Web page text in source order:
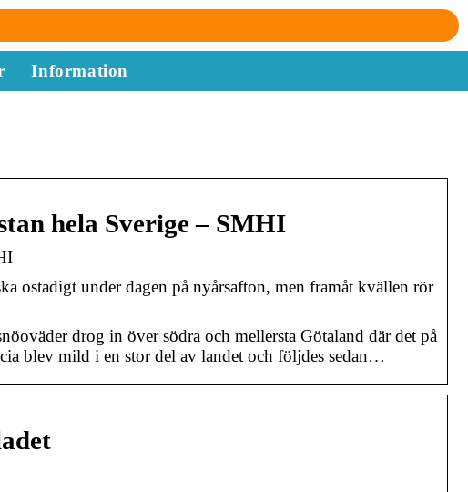
Information
hela Sverige – SMHI
ostadigt under dagen på nyårsafton, men framåt kvällen rör
drog in över södra och mellersta Götaland där det på
blev mild i en stor del av landet och följdes sedan…